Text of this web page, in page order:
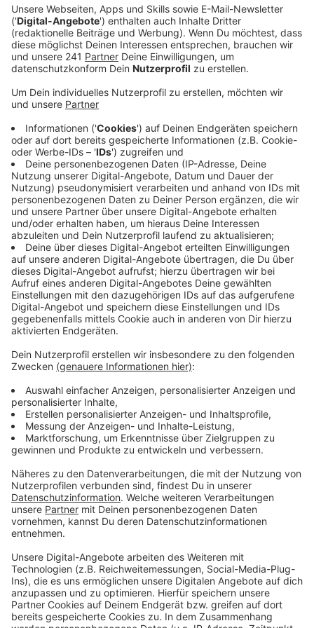
Städte und Gemeinden sollen dafür nicht den Kopf
hinhalten müssen.
Veröffentlicht:Mittwoch, 30.11.2022 07:36
Anzeige
„Die beschlossene Unterstützung durch Bund und
Länder reiche absehbar zum vollen und dauerhaften
Ausgleich der realen Mindererlöse und Kosten nicht
aus“, heißt es. Auch für die Einführung und Umstellung
müsse die Geldfrage auf jeden Fall ausgiebig geklärt
werden. Generell begrüßt unser Verkehrsbund aber die
Einführung des 49-Euro-Tickets: Für die Fahrgäste
verbessere sich dadurch die Verfügbarkeit
öffentlicher Mobilität. Kommen soll das
Deutschlandticket am 1. April des nächsten Jahres,
darauf haben sich Bund und Länder am Dienstag
(29.11.2022) geeinigt, über die genaue Finanzierung
wird aber noch gestritten.
Anzeige
Mehr Meldungen aus Leverkusen
Anzeige
Neue Details zur geplanten Lauterbach-Entführung
Radio-Leverkusen-Check: Einkaufsstraßen in
Leverkusen sind mittelmäßig
Fördergemeinschaft Quettingen steht vor der
Auflösung
Anzeige